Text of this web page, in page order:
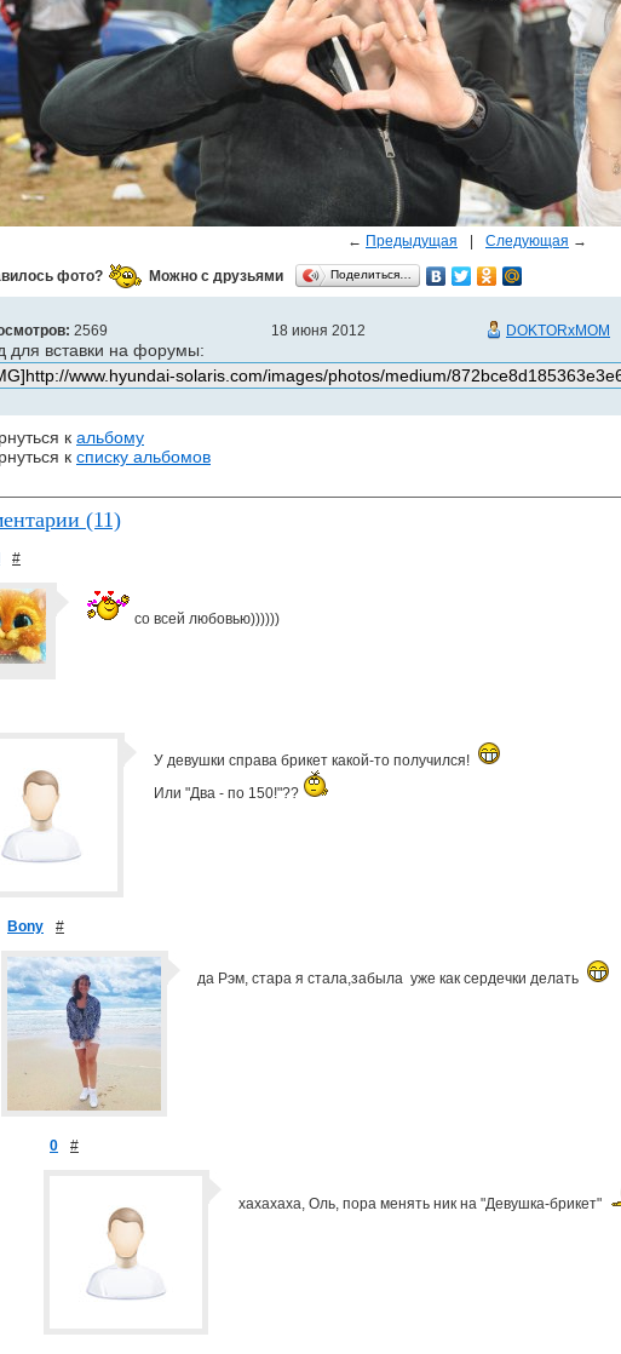
← Предыдущая Следующая →
фото? Можно с друзьями Поделиться…
2569 18 июня 2012 DOKTORxMOM
для вставки на форумы:
к альбому
к списку альбомов
(11)
#
со всей любовью))))))
У девушки справа брикет какой-то получился!
Или "Два - по 150!"??
Bony #
да Рэм, стара я стала,забыла уже как сердечки делать
0 #
хахахаха, Оль, пора менять ник на "Девушка-брикет"